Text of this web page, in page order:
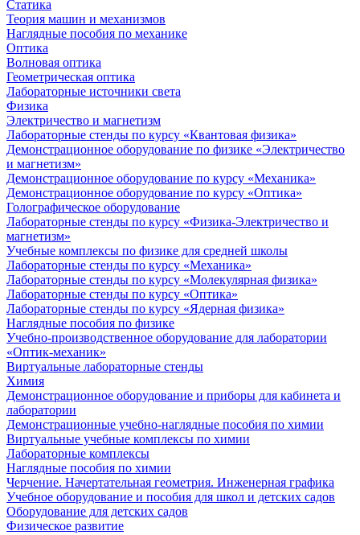
Статика
Теория машин и механизмов
Наглядные пособия по механике
Оптика
Волновая оптика
Геометрическая оптика
Лабораторные источники света
Физика
Электричество и магнетизм
Лабораторные стенды по курсу «Квантовая физика»
Демонстрационное оборудование по физике «Электричество
и магнетизм»
Демонстрационное оборудование по курсу «Механика»
Демонстрационное оборудование по курсу «Оптика»
Голографическое оборудование
Лабораторные стенды по курсу «Физика-Электричество и
магнетизм»
Учебные комплексы по физике для средней школы
Лабораторные стенды по курсу «Механика»
Лабораторные стенды по курсу «Молекулярная физика»
Лабораторные стенды по курсу «Оптика»
Лабораторные стенды по курсу «Ядерная физика»
Наглядные пособия по физике
Учебно-производственное оборудование для лаборатории
«Оптик-механик»
Виртуальные лабораторные стенды
Химия
Демонстрационное оборудование и приборы для кабинета и
лаборатории
Демонстрационные учебно-наглядные пособия по химии
Виртуальные учебные комплексы по химии
Лабораторные комплексы
Наглядные пособия по химии
Черчение. Начертательная геометрия. Инженерная графика
Учебное оборудование и пособия для школ и детских садов
Оборудование для детских садов
Физическое развитие